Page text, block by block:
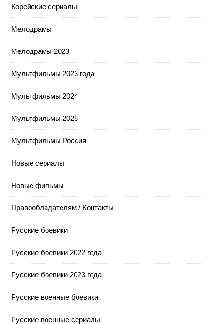
Корейские сериалы
Мелодрамы
Мелодрамы 2023
Мультфильмы 2023 года
Мультфильмы 2024
Мультфильмы 2025
Мультфильмы Россия
Новые сериалы
Новые фильмы
Правообладателям / Контакты
Русские боевики
Русские боевики 2022 года
Русские боевики 2023 года
Русские военные боевики
Русские военные сериалы